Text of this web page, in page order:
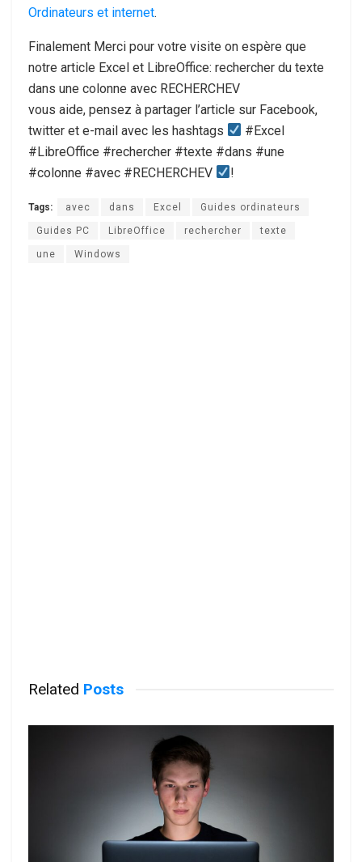
Ordinateurs et internet.
Finalement Merci pour votre visite on espère que
notre article Excel et LibreOffice: rechercher du texte
dans une colonne avec RECHERCHEV
vous aide, pensez à partager l’article sur Facebook,
twitter et e-mail avec les hashtags
#Excel
#LibreOffice #rechercher #texte #dans #une
#colonne #avec #RECHERCHEV
!
Tags: avec dans Excel Guides ordinateurs
Guides PC LibreOffice rechercher texte
une Windows
Related Posts